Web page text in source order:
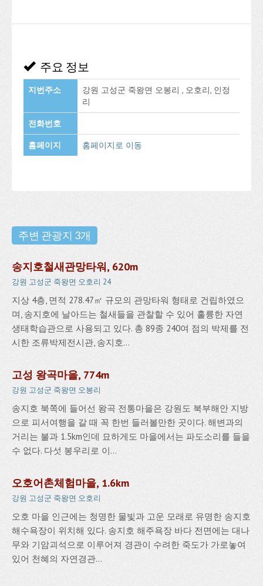
주요 정보
지번주소
강원 고성군 죽왕면 오봉리 , 오호리, 인정
리
전화번호
홈페이지 홈페이지로 이동
주변 관광지 3개
송지호철새관망타워, 620m
강원 고성군 죽왕면 오호리 24
지상 4층, 면적 278.47㎡ 규모의 관망타워 형태로 건립하였으
며, 송지호에 날아드는 철새들을 관찰할 수 있어 훌륭한 자연
생태학습관으로 사용되고 있다. 총 89종 240여 점의 박제를 전
시한 조류박제전시관, 송지호...
고성 왕곡마을, 774m
강원 고성군 죽왕면 오봉리
송지호 북쪽에 들어선 왕곡 전통마을은 강원도 북부해안 지방
으로 피서여행을 갈 때 꼭 한번 들러볼만한 곳이다. 해변과의
거리는 불과 1.5km인데 묘하게도 마을에서는 파도소리를 들을
수 없다. 다섯 봉우리로 이...
오호어촌체험마을, 1.6km
강원 고성군 죽왕면 오호리
오호 마을 인근에는 청명한 물빛과 고운 모래로 유명한 송지호
해수욕장이 위치해 있다. 송지호 해주욕장 바다 전면에는 대나
무와 기암괴석으로 이루어져 경관이 수려한 죽도가 가로놓여
있어 천혜의 자연경관...